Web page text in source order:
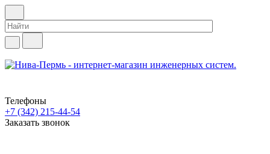
Телефоны
+7 (342) 215-44-54
Заказать звонок